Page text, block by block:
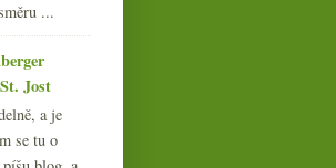
...
Jost
a je
se tu o